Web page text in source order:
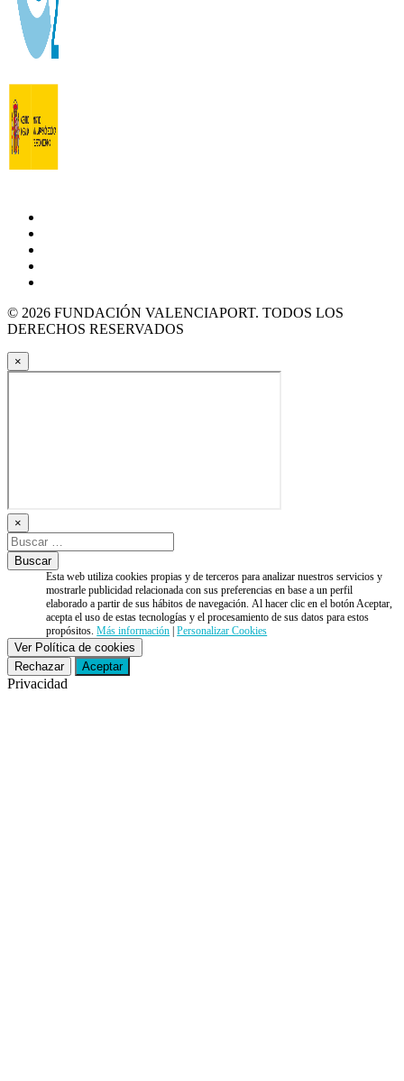
© 2026 FUNDACIÓN VALENCIAPORT. TODOS LOS
DERECHOS RESERVADOS
×
×
Esta web utiliza cookies propias y de terceros para analizar nuestros servicios y
mostrarle publicidad relacionada con sus preferencias en base a un perfil
elaborado a partir de sus hábitos de navegación. Al hacer clic en el botón Aceptar,
acepta el uso de estas tecnologías y el procesamiento de sus datos para estos
propósitos.Más información |Personalizar Cookies
Ver Política de cookies
Rechazar
Aceptar
Privacidad